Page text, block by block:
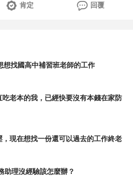
肯定 回覆
想找國高中補習班老師的工作
吃老本的我，已經快要沒有本錢在家防
現在想找一份還可以過去的工作終老
助理沒經驗該怎麼辦？